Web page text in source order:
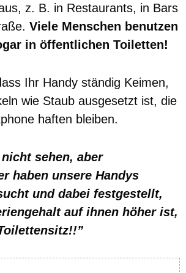
z. B. in Restaurants, in Bars
Viele Menschen benutzen
in öffentlichen Toiletten!
Ihr Handy ständig Keimen,
wie Staub ausgesetzt ist, die
haften bleiben.
sehen, aber
haben unsere Handys
und dabei festgestellt,
auf ihnen höher ist,